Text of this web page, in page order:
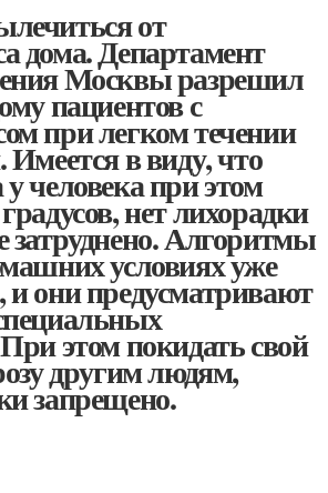
от
дома. Департамент
Москвы разрешил
пациентов с
при легком течении
Имеется в виду, что
человека при этом
нет лихорадки
затруднено. Алгоритмы
условиях уже
они предусматривают
этом покидать свой
другим людям,
запрещено.